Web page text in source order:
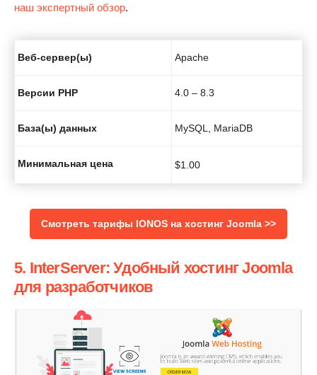
наш экспертный обзор.
Веб-сервер(ы) Apache
Версии PHP 4.0 – 8.3
База(ы) данных MySQL, MariaDB
Минимальная цена $1.00
Смотреть тарифы IONOS на хостинг Joomla >>
5. InterServer: Удобный хостинг Joomla
для разработчиков